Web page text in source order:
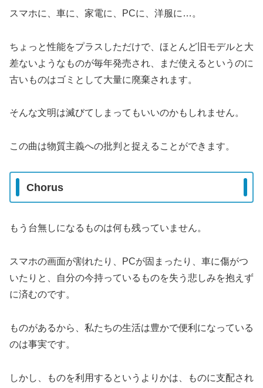
スマホに、車に、家電に、PCに、洋服に…。
ちょっと性能をプラスしただけで、ほとんど旧モデルと大
差ないようなものが毎年発売され、まだ使えるというのに
古いものはゴミとして大量に廃棄されます。
そんな文明は滅びてしまってもいいのかもしれません。
この曲は物質主義への批判と捉えることができます。
Chorus
もう台無しになるものは何も残っていません。
スマホの画面が割れたり、PCが固まったり、車に傷がつ
いたりと、自分の今持っているものを失う悲しみを抱えず
に済むのです。
ものがあるから、私たちの生活は豊かで便利になっている
のは事実です。
しかし、ものを利用するというよりかは、ものに支配され